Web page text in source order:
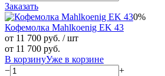
Заказать
0%
Кофемолка Mahlkoenig EK 43
от 11 700 руб. / шт
от 11 700 руб.
В корзинуУже в корзине
−
+